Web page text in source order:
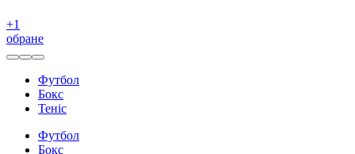
+1
обране
Футбол
Бокс
Теніс
Футбол
Бокс